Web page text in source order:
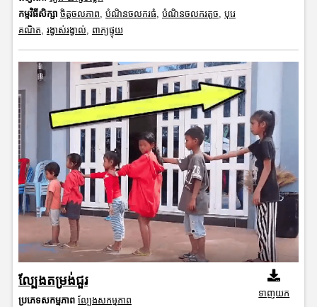
កម្មវិធីសិក្សា ចិត្តចលភាព, បំណិនចលករធំ, បំណិនចលករតូច, បុរេ
គណិត, រង្វាស់រង្វាល់, ពាក្យផ្ទុយ
ល្បែងតម្រង់ជួរ
ប្រភេទសកម្មភាព ល្បែងសកម្មភាព
ទាញយក